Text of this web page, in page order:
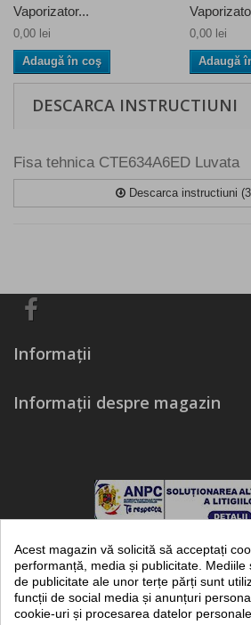
Vaporizator...
0,00 lei
Adaugă în coş
0,00 lei
Adaugă
DESCARCA INSTRUCTIUNI
Fisa tehnica CTE634A6ED Luvata
Descarca instructiuni
Informaţii
Informații despre magazin
frigotehnie.ro - marca inregistrata a
piese, echipamente si
Acest magazin vă solicită să acceptați
performanță, media și publicitate. Mediile
de publicitate ale unor terțe părți sunt
funcții de social media și anunțuri
cookie-uri și procesarea datelor